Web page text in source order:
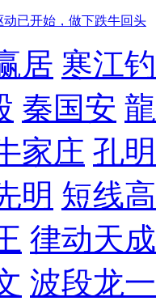
动已开始，做下跌牛回头
居 寒江
秦国安
家庄 孔
明 短线
律动天成
波段龙一